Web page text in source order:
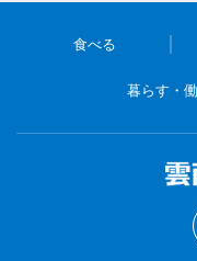
食べる
暮らす・